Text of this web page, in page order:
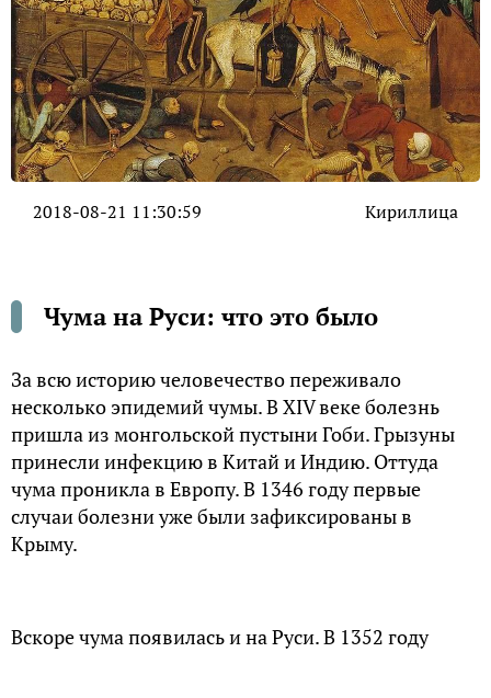
2018-08-21 11:30:59 Кириллица
Чума на Руси: что это было
За всю историю человечество переживало
несколько эпидемий чумы. В XIV веке болезнь
пришла из монгольской пустыни Гоби. Грызуны
принесли инфекцию в Китай и Индию. Оттуда
чума проникла в Европу. В 1346 году первые
случаи болезни уже были зафиксированы в
Крыму.
Вскоре чума появилась и на Руси. В 1352 году